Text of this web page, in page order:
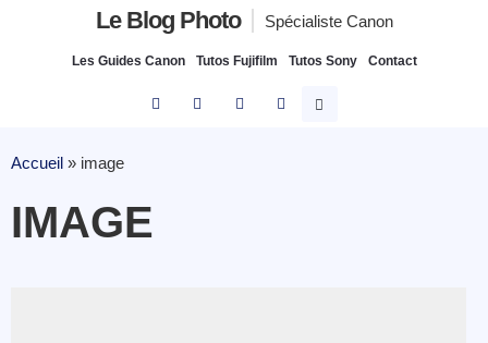
Le Blog Photo Spécialiste Canon
Les Guides Canon Tutos Fujifilm Tutos Sony Contact
Accueil » image
IMAGE